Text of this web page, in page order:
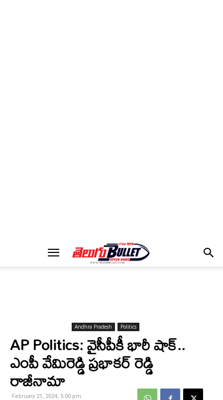
Andhra Pradesh Politics
AP Politics: వైసీపీకీ భారీ షాక్..
ఎంపీ వేమిరెడ్డి ప్రభాకర్ రెడ్డి
రాజీనామా
February 21, 2024, 5:00 pm